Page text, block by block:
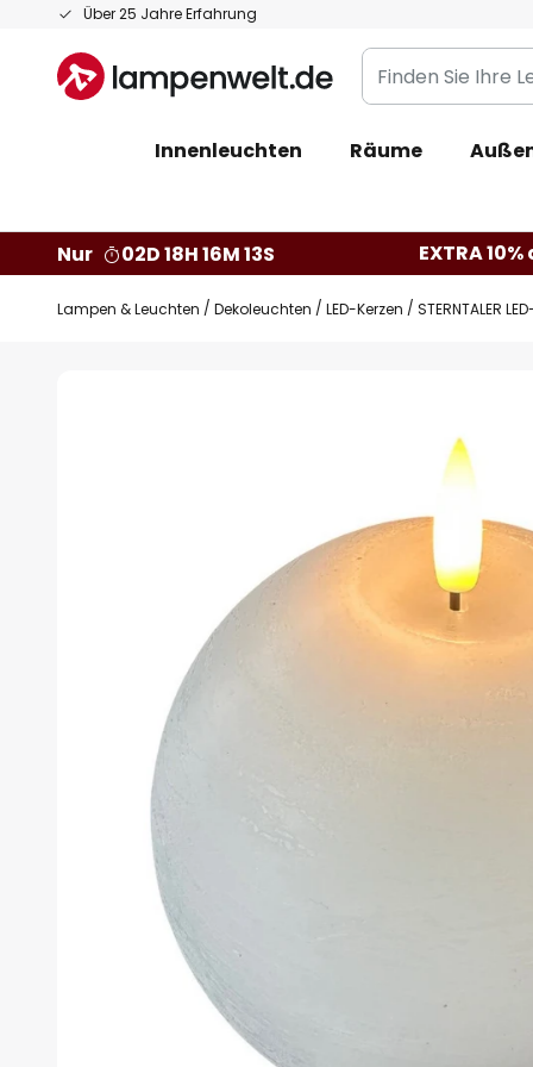
Über 25 Jahre Erfahrung
Zum
springen
Finden
Sie
Leuchte...
Innenleuchten Räume
Nur
02D 18H 16M 12S EXTRA
Lampen & Leuchten Dekoleuchten LED-Kerzen STERNTALER